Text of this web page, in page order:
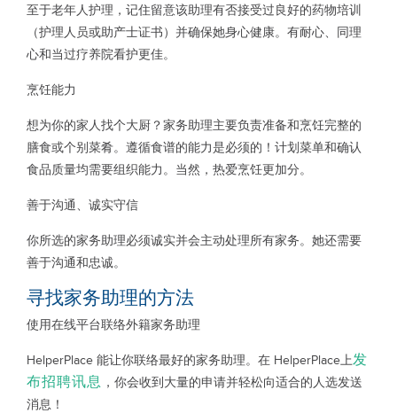
至于老年人护理，记住留意该助理有否接受过良好的药物培训
（护理人员或助产士证书）并确保她身心健康。有耐心、同理
心和当过疗养院看护更佳。
烹饪能力
想为你的家人找个大厨？家务助理主要负责准备和烹饪完整的
膳食或个别菜肴。遵循食谱的能力是必须的！计划菜单和确认
食品质量均需要组织能力。当然，热爱烹饪更加分。
善于沟通、诚实守信
你所选的家务助理必须诚实并会主动处理所有家务。她还需要
善于沟通和忠诚。
寻找家务助理的方法
使用在线平台联络外籍家务助理
HelperPlace 能让你联络最好的家务助理。在 HelperPlace上发
布招聘讯息 ，你会收到大量的申请并轻松向适合的人选发送
消息！